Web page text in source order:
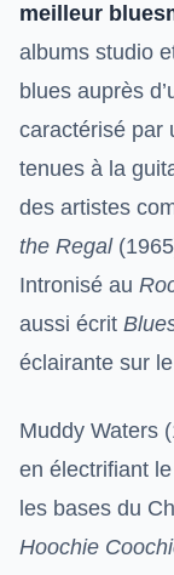
meilleur
albums studio
blues auprès
caractérisé par
tenues à la
des artistes
the Regal
Intronisé au
aussi écrit
éclairante sur
Muddy Waters
en électrifiant
les bases du
Hoochie